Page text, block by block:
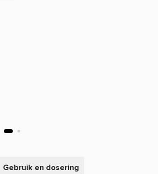
Gebruik en dosering